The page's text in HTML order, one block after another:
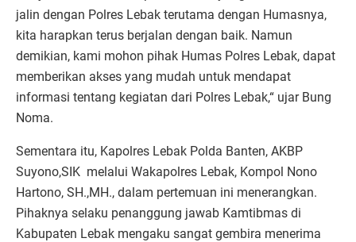
jalin dengan Polres Lebak terutama dengan Humasnya,
kita harapkan terus berjalan dengan baik. Namun
demikian, kami mohon pihak Humas Polres Lebak, dapat
memberikan akses yang mudah untuk mendapat
informasi tentang kegiatan dari Polres Lebak,“ ujar Bung
Noma.
Sementara itu, Kapolres Lebak Polda Banten, AKBP
Suyono,SIK melalui Wakapolres Lebak, Kompol Nono
Hartono, SH.,MH., dalam pertemuan ini menerangkan.
Pihaknya selaku penanggung jawab Kamtibmas di
Kabupaten Lebak mengaku sangat gembira menerima